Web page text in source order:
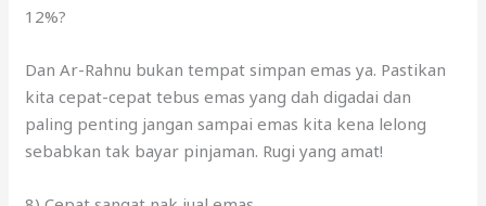
sebabkan tak bayar pinjaman. Rugi yang amat!
8) Cepat sangat nak jual emas
“Cepat sangat nak jual emas”
kesilapan yang sering dilakukan oleh pelabur emas baru
yang tidak sabar untuk melihat pulangan segera.